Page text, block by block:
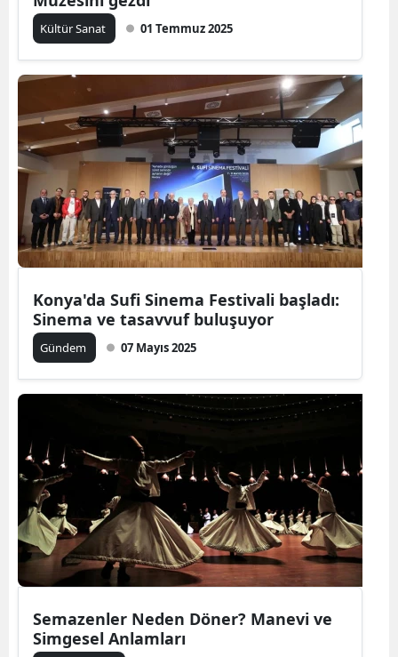
Kültür Sanat 01 Temmuz 2025
Konya'da Sufi Sinema Festivali başladı:
Sinema ve tasavvuf buluşuyor
Gündem 07 Mayıs 2025
Semazenler Neden Döner? Manevi ve
Simgesel Anlamları